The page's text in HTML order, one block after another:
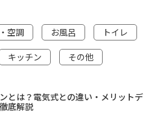
空調 お風呂 トイレ
キッチン その他
とは？電気式との違い・メリットデ
底解説